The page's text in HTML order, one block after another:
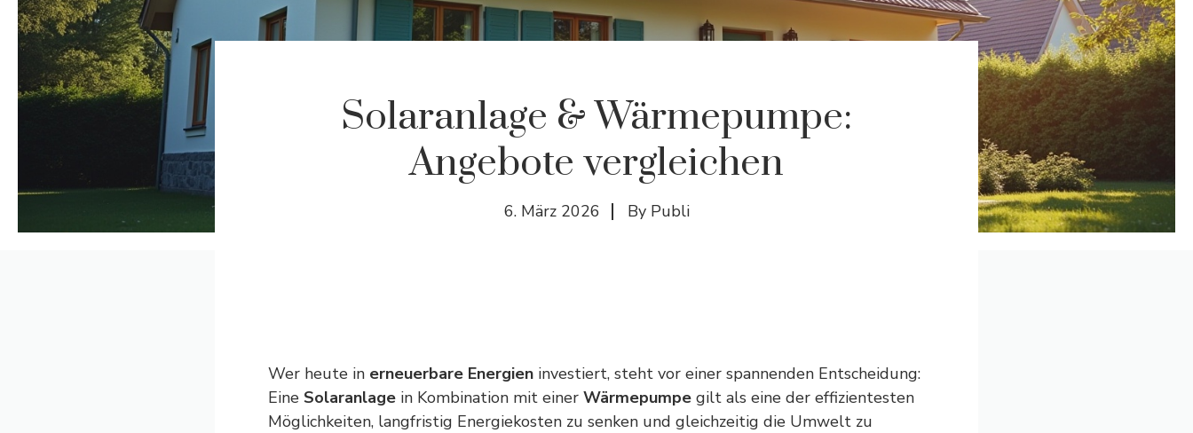
Solaranlage & Wärmepumpe:
Angebote vergleichen
6. März 2026 By Publi
Wer heute in erneuerbare Energien investiert, steht vor einer spannenden Entscheidung:
Eine Solaranlage in Kombination mit einer Wärmepumpe gilt als eine der effizientesten
Möglichkeiten, langfristig Energiekosten zu senken und gleichzeitig die Umwelt zu